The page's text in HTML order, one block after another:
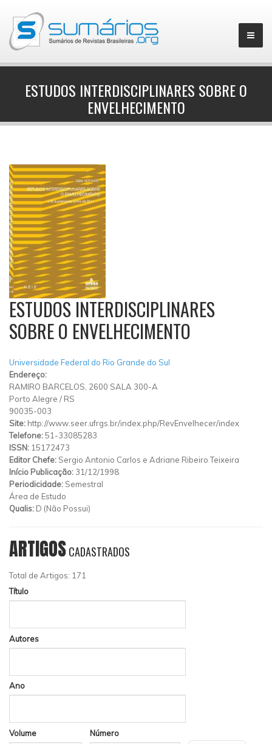
ESTUDOS INTERDISCIPLINARES SOBRE O
ENVELHECIMENTO
ESTUDOS INTERDISCIPLINARES
SOBRE O ENVELHECIMENTO
Universidade Federal do Rio Grande do Sul
Endereço:
RAMIRO BARCELOS, 2600 SALA 300-A
Porto Alegre / RS
90035-003
Site: http://www.seer.ufrgs.br/index.php/RevEnvelhecer/index
Telefone:51-33085283
ISSN: 15172473
Editor Chefe: Sergio Antonio Carlos e Adriane Ribeiro Teixeira
Início Publicação: 31/12/1998
Periodicidade: Semestral
Área de Estudo
Qualis: D (Não Possui)
ARTIGOSCADASTRADOS
Total de Artigos: 171
Título
Autores
Ano
Volume Número